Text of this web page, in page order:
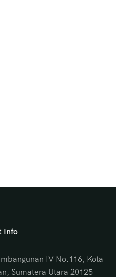
Info
IV No.116, Kota
Sumatera Utara 20125